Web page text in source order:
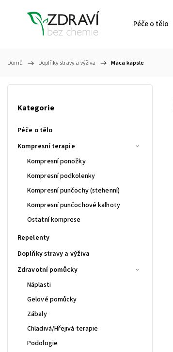
Péče o tělo
Domů / Doplňky stravy a výživa / Maca kapsle
Kategorie
Péče o tělo
Kompresní terapie
Kompresní ponožky
Kompresní podkolenky
Kompresní punčochy (stehenní)
Kompresní punčochové kalhoty
Ostatní komprese
Repelenty
Doplňky stravy a výživa
Zdravotní pomůcky
Náplasti
Gelové pomůcky
Zábaly
Chladivá/Hřejivá terapie
Podologie